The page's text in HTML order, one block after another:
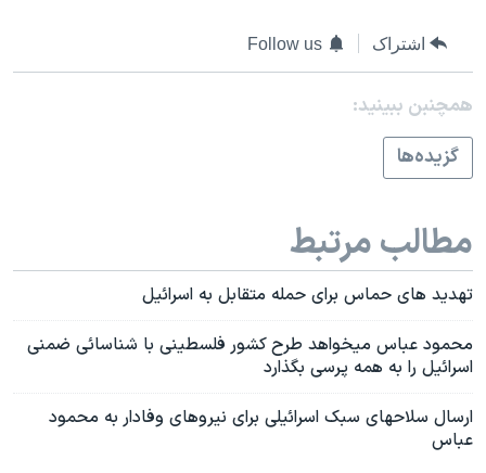
همایش محافظه‌کاران آمریکا «سی‌پک»
صفحه‌های ویژه
سفر پرزیدنت ترامپ به چین
اشتراک Follow us
همچنبن ببینید:
گزيده‌ها
مطالب مرتبط
تهديد های حماس برای حمله متقابل به اسرائيل
محمود عباس ميخواهد طرح کشور فلسطينی با شناسائی ضمنی
اسرائيل را به همه پرسی بگذارد
ارسال سلاحهای سبک اسرائيلی برای نيروهای وفادار به محمود
عباس